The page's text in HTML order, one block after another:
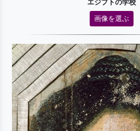
エジプトの学校
画像を選ぶ